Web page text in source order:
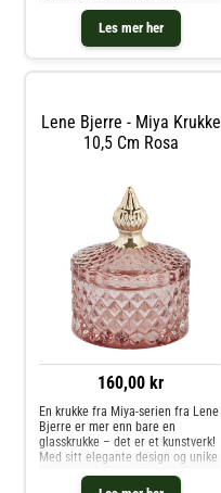
Les mer her
sitt elegante design og unike
glassmønstre. Den er ikke bare et
dekorativt element, men ogs
Lene Bjerre - Miya Krukke
10,5 Cm Rosa
160,00 kr
En krukke fra Miya-serien fra Lene
Bjerre er mer enn bare en
glasskrukke – det er et kunstverk!
Med sitt elegante design og unike
glassmønstre tiltrekker den seg
umiddelbart oppmerksomhet i